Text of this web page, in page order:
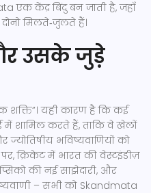
एक केंद्र बिंदु बन जाती है, जहाँ
मिलते‑जुलते हैं।
उसके जुड़े
शक्ति”। यही कारण है कि कई
में शामिल करते हैं, ताकि वे खेलों
ज्योतिषीय भविष्यवाणियों को
क्रिकेट में भारत की वेस्टइंडीज़
की नई साझेदारी, और
– सभी को Skandmata